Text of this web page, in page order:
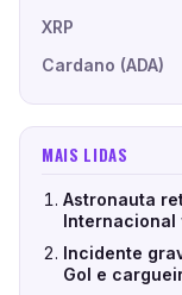
XRP
Cardano (ADA)
MAIS LIDAS
Astronauta
Internacional
Incidente
Gol e